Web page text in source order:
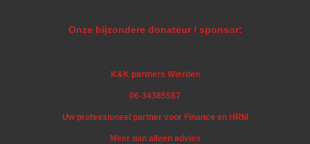
Onze bijzondere donateur / sponsor:
K&K partners Wierden
06-34385587
Uw professioneel partner voor Finance en HRM
Meer dan alleen advies